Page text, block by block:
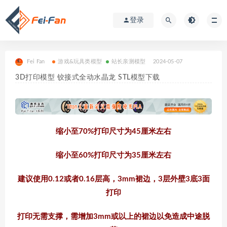
登录
Fei Fan 游戏&玩具类模型 站长亲测模型 2024-05-07
3D打印模型 铰接式全动水晶龙 STL模型下载
缩小至70%打印尺寸为45厘米左右
缩小至60%打印尺寸为35厘米左右
建议使用0.12或者0.16层高，3mm裙边，3层外壁3底3面
打印
打印无需支撑，需增加3mm或以上的裙边以免造成中途脱